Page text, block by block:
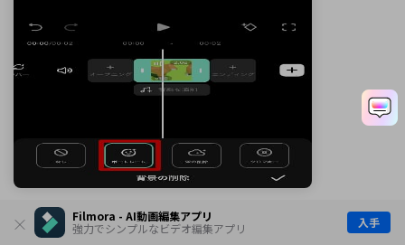
Filmora - AI動画編集アプリ
強力でシンプルなビデオ編集アプリ
入手
[ポートレート]を選択しましょう。